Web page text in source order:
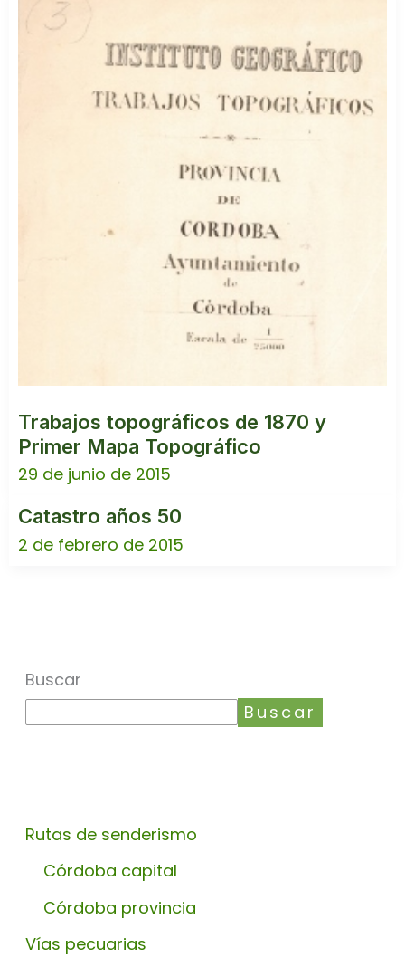
Trabajos topográficos de 1870 y
Primer Mapa Topográfico
29 de junio de 2015
Catastro años 50
2 de febrero de 2015
Buscar
Buscar
Rutas de senderismo
Córdoba capital
Córdoba provincia
Vías pecuarias